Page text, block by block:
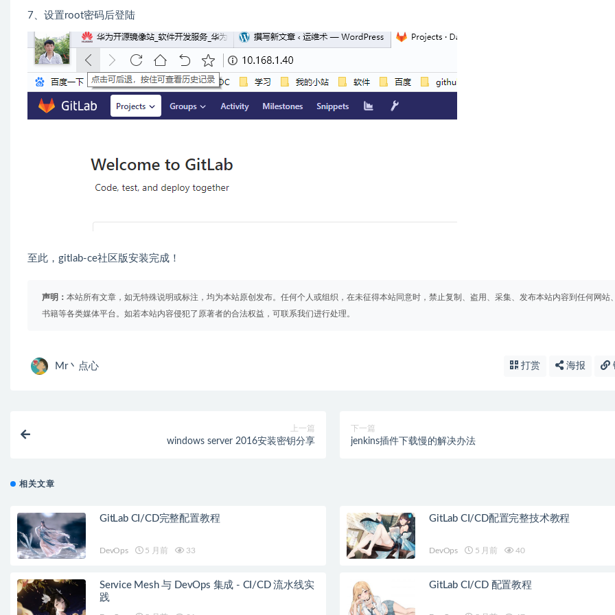
7、设置root密码后登陆
至此，gitlab-ce社区版安装完成！
声明： 本站所有文章，如无特殊说明或标注，均为本站原创发布。任何个人或组织，在未征得本站同意时，禁止复制、盗用、采集、发布本站内容到任何网站
书籍等各类媒体平台。如若本站内容侵犯了原著者的合法权益，可联系我们进行处理。
Mr丶点心 打赏 海报
上一篇
windows server 2016安装密钥分享
下一篇
jenkins插件下载慢的解决办法
相关文章
GitLab CI/CD完整配置教程
DevOps 5 月前 33
GitLab CI/CD配置完整技术教程
DevOps 5 月前 40
Service Mesh 与 DevOps 集成 - CI/CD 流水线实
践
GitLab CI/CD 配置教程